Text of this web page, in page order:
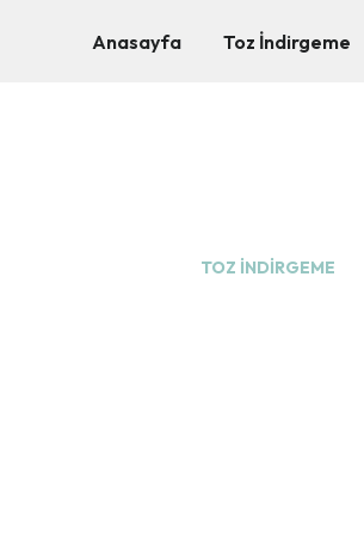
Anasayfa Toz İndirgeme
TOZ İNDIRGEME